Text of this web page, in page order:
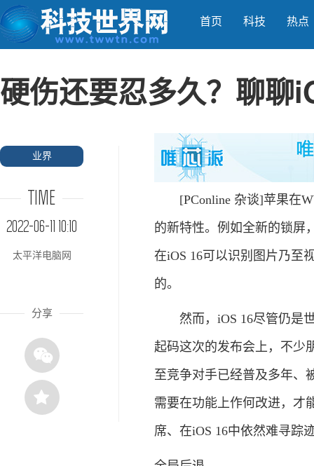
首页 科技 热点
硬伤还要忍多久？聊聊
业界
TIME
2022-06-11 10:10
太平洋电脑网
分享
[PConline 杂谈]苹果在
的新特性。例如全新的锁屏
在iOS 16可以识别图片乃
的。
然而，iOS 16尽管仍是
起码这次的发布会上，不少
至竞争对手已经普及多年、
需要在功能上作何改进，才
席、在iOS 16中依然难寻踪